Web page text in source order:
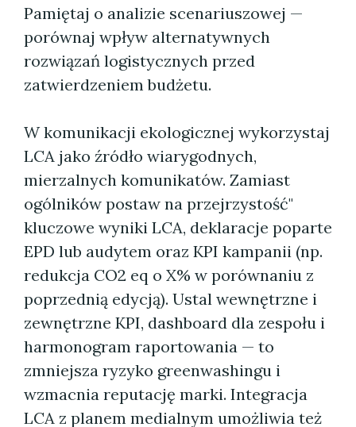
Pamiętaj o analizie scenariuszowej —
porównaj wpływ alternatywnych
rozwiązań logistycznych przed
zatwierdzeniem budżetu.
W komunikacji ekologicznej wykorzystaj
LCA jako źródło wiarygodnych,
mierzalnych komunikatów. Zamiast
ogólników postaw na przejrzystość"
kluczowe wyniki LCA, deklaracje poparte
EPD lub audytem oraz KPI kampanii (np.
redukcja CO2 eq o X% w porównaniu z
poprzednią edycją). Ustal wewnętrzne i
zewnętrzne KPI, dashboard dla zespołu i
harmonogram raportowania — to
zmniejsza ryzyko greenwashingu i
wzmacnia reputację marki. Integracja
LCA z planem medialnym umożliwia też